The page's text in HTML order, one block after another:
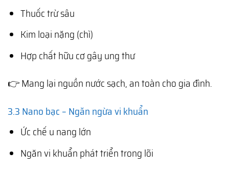
Thuốc trừ sâu
Kim loại nặng (chì)
Hợp chất hữu cơ gây ung thư
👉 Mang lại nguồn nước sạch, an toàn cho gia đình.
3.3 Nano bạc – Ngăn ngừa vi khuẩn
Ức chế u nang lớn
Ngăn vi khuẩn phát triển trong lõi